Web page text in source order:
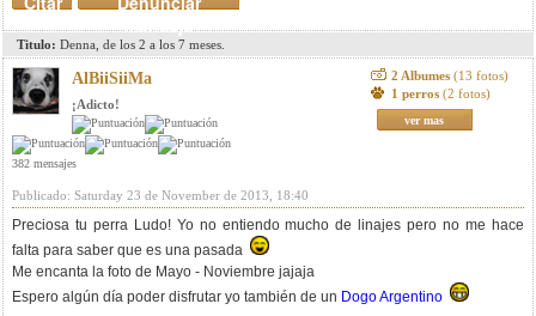
mensaje
Titulo: Denna, de los 2 a los 7 meses.
AlBiiSiiMa
¡Adicto!
382 mensajes
2 Albumes (13 fotos)
1 perros (2 fotos)
ver mas
Publicado: Saturday 23 de November de 2013, 18:40
Preciosa tu perra Ludo! Yo no entiendo mucho de linajes pero no me hace
falta para saber que es una pasada
Me encanta la foto de Mayo - Noviembre jajaja
Espero algún día poder disfrutar yo también de un Dogo Argentino